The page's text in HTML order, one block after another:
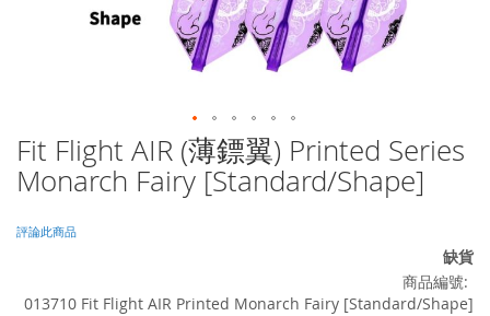
Fit Flight AIR (薄鏢翼) Printed Series
Monarch Fairy [Standard/Shape]
評論此商品
缺貨
商品編號
013710 Fit Flight AIR Printed Monarch Fairy [Standard/Shape]
Skip
to
the
of
gallery